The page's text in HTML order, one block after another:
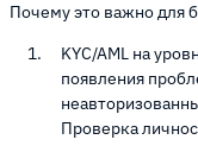
Почему это важно для
KYC/AML на
появления
Проверка